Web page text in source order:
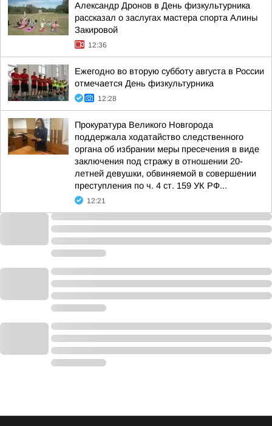
Александр Дронов в День физкультурника
рассказал о заслугах мастера спорта Алины
Закировой
12:36
Ежегодно во вторую субботу августа в России
отмечается День физкультурника
12:28
Прокуратура Великого Новгорода
поддержала ходатайство следственного
органа об избрании меры пресечения в виде
заключения под стражу в отношении 20-
летней девушки, обвиняемой в совершении
преступления по ч. 4 ст. 159 УК РФ...
12:21